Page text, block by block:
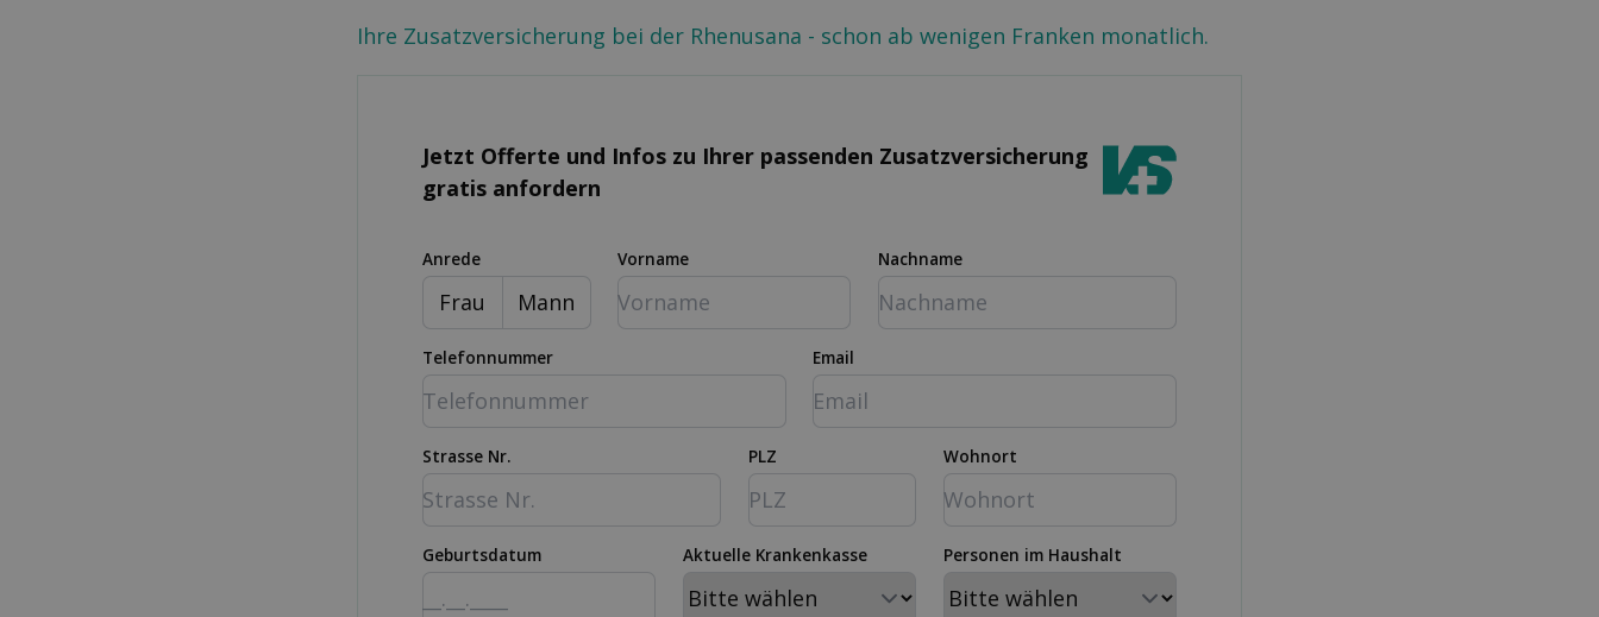
Ihre Zusatzversicherung bei der Rhenusana - schon ab wenigen Franken monatlich.
Jetzt Offerte und Infos zu Ihrer passenden Zusatz­versicherung
gratis anfordern
Anrede
Frau Mann
Vorname Nachname
Telefonnummer Email
Strasse Nr. PLZ Wohnort
Geburtsdatum Aktuelle Krankenkasse Personen im Haushalt